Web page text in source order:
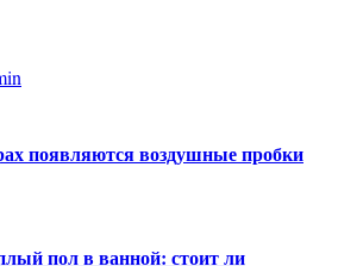
появляются воздушные пробки
пол в ванной: стоит ли